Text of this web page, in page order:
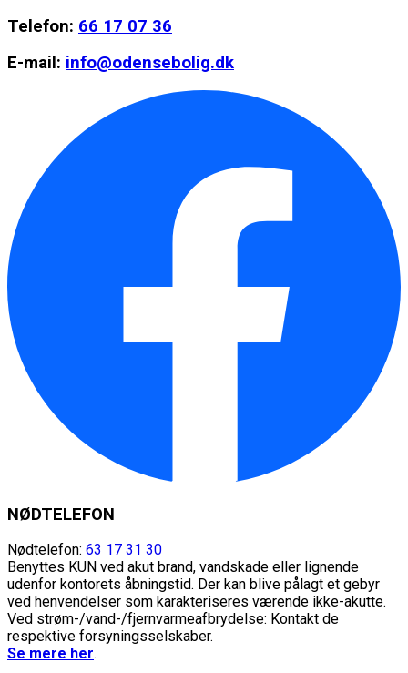
Telefon: 66 17 07 36
E-mail: info@odensebolig.dk
NØDTELEFON
Nødtelefon: 63 17 31 30
Benyttes KUN ved akut brand, vandskade eller lignende
udenfor kontorets åbningstid. Der kan blive pålagt et gebyr
ved henvendelser som karakteriseres værende ikke-akutte.
Ved strøm-/vand-/fjernvarmeafbrydelse: Kontakt de
respektive forsyningsselskaber.
Se mere her.